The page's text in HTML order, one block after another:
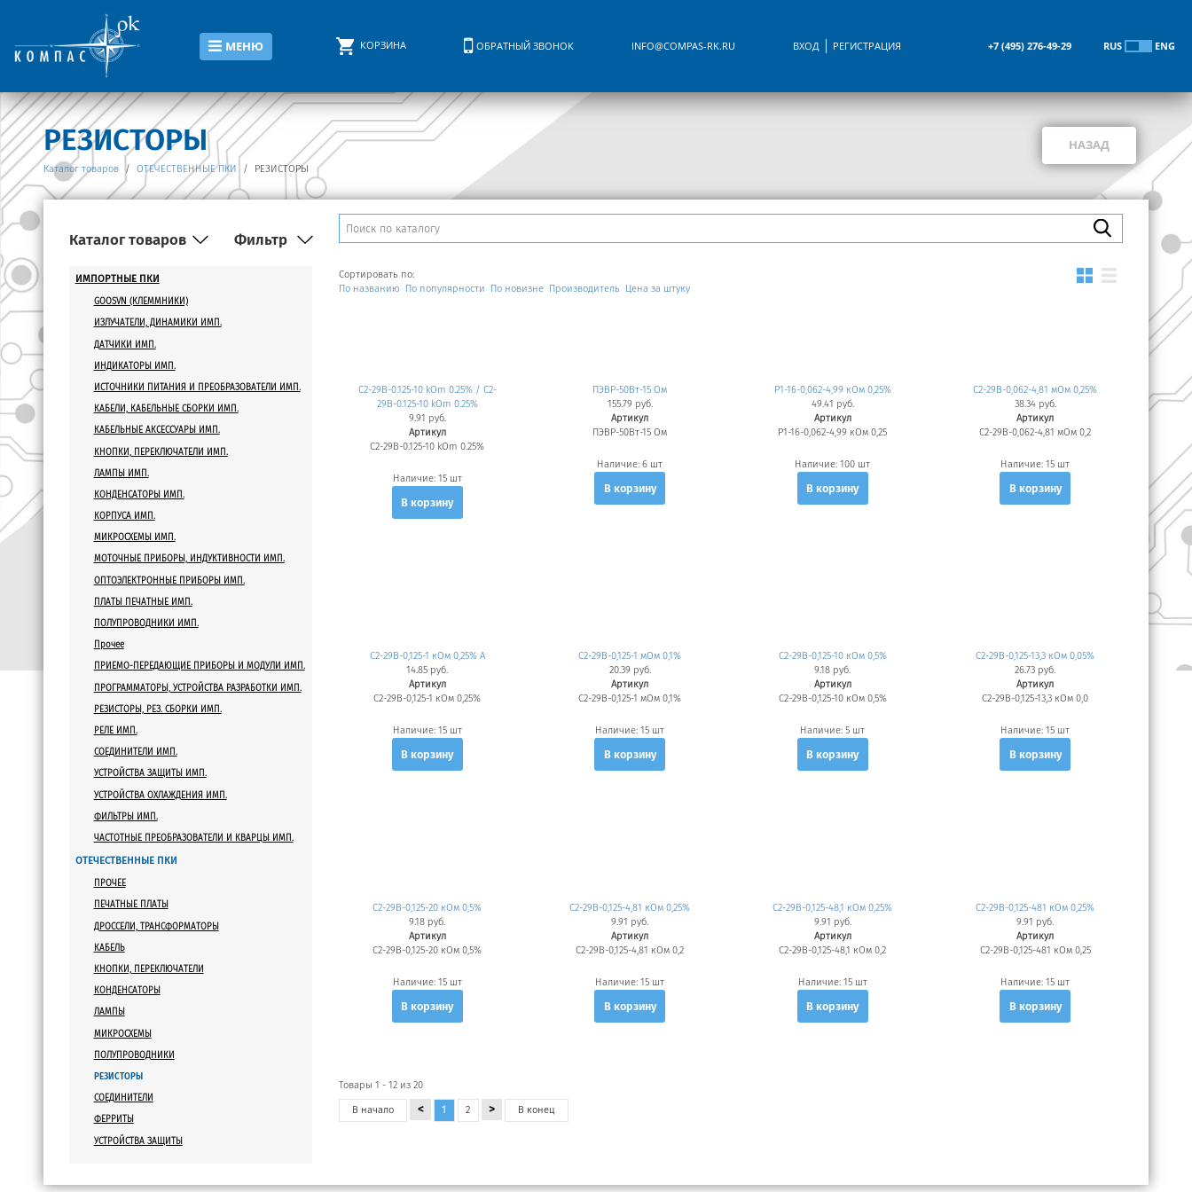
МЕНЮ КОРЗИНА ОБРАТНЫЙ ЗВОНОК INFO@COMPAS-RK.RU ВХОД РЕГИСТРАЦИЯ +7 (495) 276-49-29 RUS ENG
РЕЗИСТОРЫ
Каталог товаров / ОТЕЧЕСТВЕННЫЕ ПКИ / РЕЗИСТОРЫ
Каталог товаров
ИМПОРТНЫЕ ПКИ
GOOSVN (КЛЕММНИКИ)
ИЗЛУЧАТЕЛИ, ДИНАМИКИ ИМП.
ДАТЧИКИ ИМП.
ИНДИКАТОРЫ ИМП.
ИСТОЧНИКИ ПИТАНИЯ И ПРЕОБРАЗОВАТЕЛИ ИМП.
КАБЕЛИ, КАБЕЛЬНЫЕ СБОРКИ ИМП.
КАБЕЛЬНЫЕ АКСЕССУАРЫ ИМП.
КНОПКИ, ПЕРЕКЛЮЧАТЕЛИ ИМП.
ЛАМПЫ ИМП.
КОНДЕНСАТОРЫ ИМП.
КОРПУСА ИМП.
МИКРОСХЕМЫ ИМП.
МОТОЧНЫЕ ПРИБОРЫ, ИНДУКТИВНОСТИ ИМП.
ОПТОЭЛЕКТРОННЫЕ ПРИБОРЫ ИМП.
ПЛАТЫ ПЕЧАТНЫЕ ИМП.
ПОЛУПРОВОДНИКИ ИМП.
Прочее
ПРИЕМО-ПЕРЕДАЮЩИЕ ПРИБОРЫ И МОДУЛИ ИМП.
ПРОГРАММАТОРЫ, УСТРОЙСТВА РАЗРАБОТКИ ИМП.
РЕЗИСТОРЫ, РЕЗ. СБОРКИ ИМП.
РЕЛЕ ИМП.
СОЕДИНИТЕЛИ ИМП.
УСТРОЙСТВА ЗАЩИТЫ ИМП.
УСТРОЙСТВА ОХЛАЖДЕНИЯ ИМП.
ФИЛЬТРЫ ИМП.
ЧАСТОТНЫЕ ПРЕОБРАЗОВАТЕЛИ И КВАРЦЫ ИМП.
ОТЕЧЕСТВЕННЫЕ ПКИ
ПРОЧЕЕ
ПЕЧАТНЫЕ ПЛАТЫ
ДРОССЕЛИ, ТРАНСФОРМАТОРЫ
КАБЕЛЬ
КНОПКИ, ПЕРЕКЛЮЧАТЕЛИ
КОНДЕНСАТОРЫ
ЛАМПЫ
МИКРОСХЕМЫ
ПОЛУПРОВОДНИКИ
РЕЗИСТОРЫ
СОЕДИНИТЕЛИ
ФЕРРИТЫ
УСТРОЙСТВА ЗАЩИТЫ
Фильтр
Производитель
Размер
Мощность
Сопротивление
Ед. измерения
НАЗАД
Сортировать по:
По названию
По популярности По новизне Производитель Цена за штуку
C2-29B-0.125-10 kOm 0.25% / C2-
29B-0.125-10 kOm 0.25%
9.91 руб.
Артикул
C2-29B-0.125-10 kOm 0.25%
Наличие: 15 шт
В корзину
ПЭВР-50Вт-15 Ом
155.79 руб.
Артикул
ПЭВР-50Вт-15 Ом
Наличие:6 шт
В корзину
Р1-16-0,062-4,99 кОм 0,25%
49.41 руб.
Артикул
Р1-16-0,062-4,99 кОм 0,25
Наличие:100 шт
В корзину
С2-29В-0,062-4,81 мОм 0,25%
38.34 руб.
Артикул
С2-29В-0,062-4,81 мОм 0,2
Наличие:15 шт
В корзину
С2-29В-0,125-1 кОм 0,25% А
14.85 руб.
Артикул
С2-29В-0,125-1 кОм 0,25%
Наличие: 15 шт
В корзину
С2-29В-0,125-1 мОм 0,1%
20.39 руб.
Артикул
С2-29В-0,125-1 мОм 0,1%
Наличие:15 шт
В корзину
С2-29В-0,125-10 кОм 0,5%
9.18 руб.
Артикул
С2-29В-0,125-10 кОм 0,5%
Наличие:5 шт
В корзину
С2-29В-0,125-13,3 кОм 0,05%
26.73 руб.
Артикул
С2-29В-0,125-13,3 кОм 0,0
Наличие:15 шт
В корзину
С2-29В-0,125-20 кОм 0,5%
9.18 руб.
Артикул
С2-29В-0,125-20 кОм 0,5%
Наличие: 15 шт
В корзину
С2-29В-0,125-4,81 кОм 0,25%
9.91 руб.
Артикул
С2-29В-0,125-4,81 кОм 0,2
Наличие:15 шт
В корзину
С2-29В-0,125-48,1 кОм 0,25%
9.91 руб.
Артикул
С2-29В-0,125-48,1 кОм 0,2
Наличие: 15 шт
В корзину
С2-29В-0,125-481 кОм 0,25%
9.91 руб.
Артикул
С2-29В-0,125-481 кОм 0,25
Наличие:15 шт
В корзину
Товары 1 - 12 из 20
В начало < 1 2 > В конец